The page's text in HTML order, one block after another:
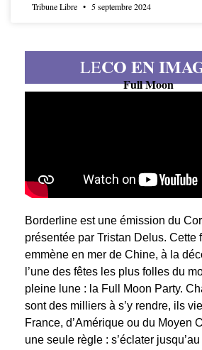
Tribune Libre 5 septembre 2024
LECO EN
Full Moon
Borderline est une émission du
présentée par Tristan Delus. Cette
emmène en mer de Chine, à la
l’une des fêtes les plus folles du
pleine lune : la Full Moon Party.
sont des milliers à s’y rendre, ils
France, d’Amérique ou du Moyen
une seule règle : s’éclater